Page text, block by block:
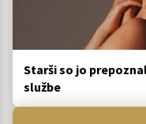
Starši so jo
službe